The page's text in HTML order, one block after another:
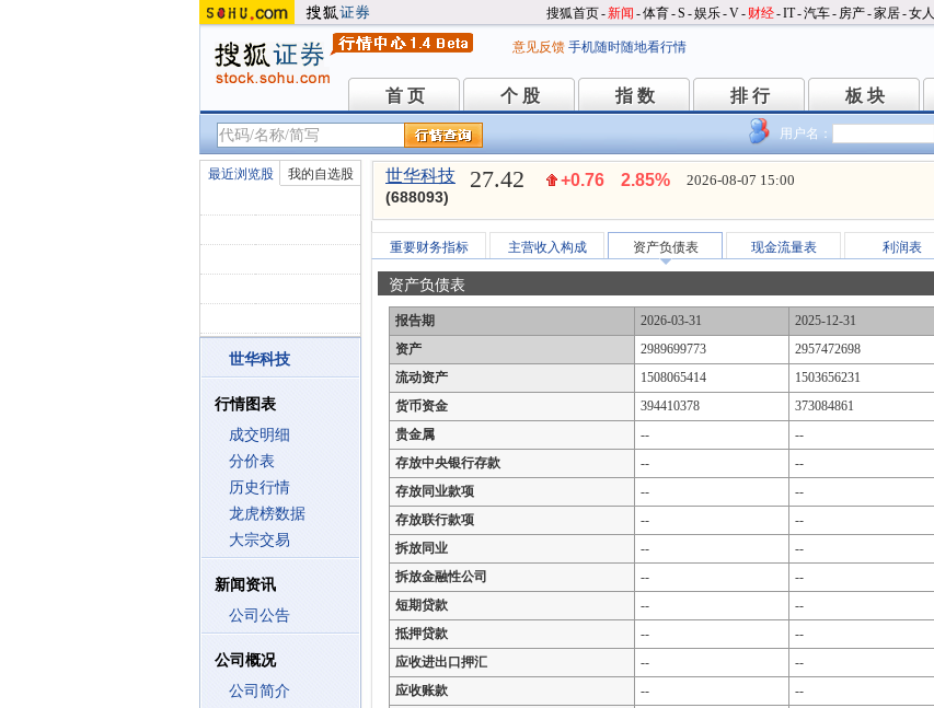
搜狐首页-新闻 -体育-S -娱乐-V- 财经-IT-汽车- 房产-家居-女人
意见反馈 手机随时随地看行情
首 页
首 页 个 股
个 股 指 数
指 数 排 行
排 行 板 块
板 块
用户名：
最近浏览股 我的自选股
世华科技
行情图表
成交明细
分价表
历史行情
龙虎榜数据
大宗交易
新闻资讯
公司公告
公司概况
公司简介
世华科技
(688093)
27.42 +0.76 2.85% 2026-08-07 15:00
重要财务指标 主营收入构成 资产负债表 现金流量表 利润表
资产负债表
报告期 2026-03-31 2025-12-31
资产
2989699773 2957472698
流动资产
1508065414 1503656231
货币资金
394410378 373084861
贵金属
-- --
存放中央银行存款
-- --
存放同业款项
-- --
存放联行款项
-- --
拆放同业
-- --
拆放金融性公司
-- --
短期贷款
-- --
抵押贷款
-- --
应收进出口押汇
-- --
应收账款
-- --